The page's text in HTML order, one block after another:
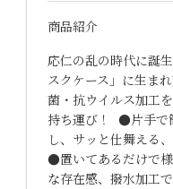
商品紹介
応仁の乱の時代に誕
スクケース」に生ま
菌・抗ウイルス加工
持ち運び！ ●片手で
し、サッと仕舞える
●置いてあるだけで
な存在感、撥水加工